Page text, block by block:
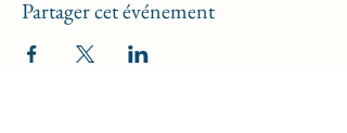
Partager cet événement